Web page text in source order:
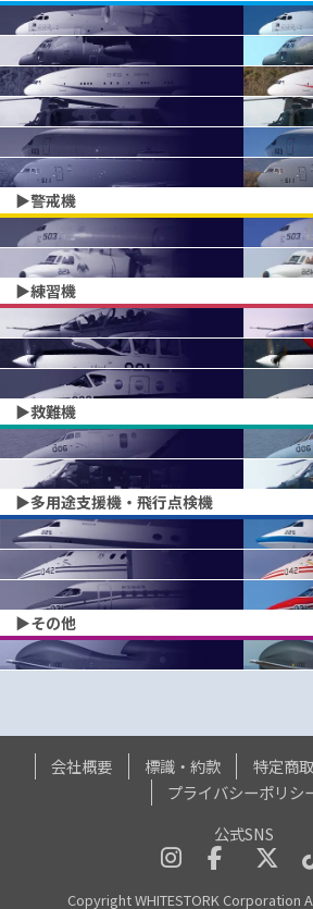
▶︎警戒機
▶︎練習機
▶︎救難機
▶︎多用途支援機・飛行点検機
▶︎その他
会社概要 標識・約款
特定商
プライバシーポリシ
公式SNS
Copyright WHITESTORK Corporation